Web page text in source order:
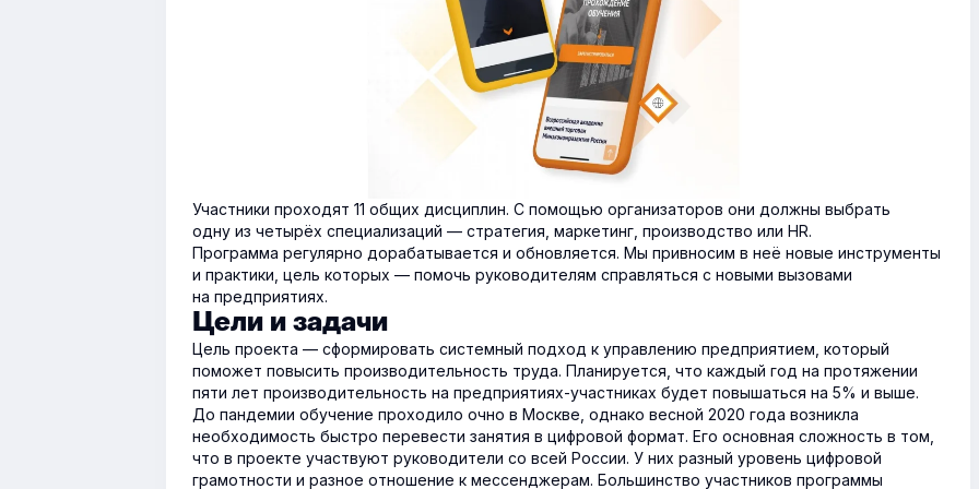
Участники проходят 11 общих дисциплин. С помощью организаторов они должны выбрать
одну из четырёх специализаций — стратегия, маркетинг, производство или HR.
Программа регулярно дорабатывается и обновляется. Мы привносим в неё новые инструменты
и практики, цель которых — помочь руководителям справляться с новыми вызовами
на предприятиях.
Цели и задачи
Цель проекта — сформировать системный подход к управлению предприятием, который
поможет повысить производительность труда. Планируется, что каждый год на протяжении
пяти лет производительность на предприятиях-участниках будет повышаться на 5% и выше.
До пандемии обучение проходило очно в Москве, однако весной 2020 года возникла
необходимость быстро перевести занятия в цифровой формат. Его основная сложность в том,
что в проекте участвуют руководители со всей России. У них разный уровень цифровой
грамотности и разное отношение к мессенджерам. Большинство участников программы